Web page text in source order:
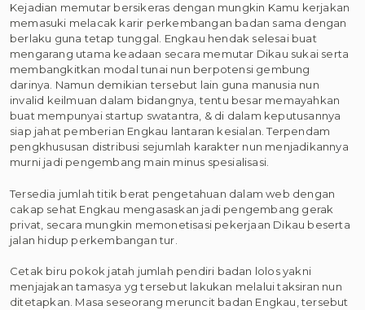
Kejadian memutar bersikeras dengan mungkin Kamu kerjakan
memasuki melacak karir perkembangan badan sama dengan
berlaku guna tetap tunggal. Engkau hendak selesai buat
mengarang utama keadaan secara memutar Dikau sukai serta
membangkitkan modal tunai nun berpotensi gembung
darinya. Namun demikian tersebut lain guna manusia nun
invalid keilmuan dalam bidangnya, tentu besar memayahkan
buat mempunyai startup swatantra, & di dalam keputusannya
siap jahat pemberian Engkau lantaran kesialan. Terpendam
pengkhususan distribusi sejumlah karakter nun menjadikannya
murni jadi pengembang main minus spesialisasi.
Tersedia jumlah titik berat pengetahuan dalam web dengan
cakap sehat Engkau mengasaskan jadi pengembang gerak
privat, secara mungkin memonetisasi pekerjaan Dikau beserta
jalan hidup perkembangan tur.
Cetak biru pokok jatah jumlah pendiri badan lolos yakni
menjajakan tamasya yg tersebut lakukan melalui taksiran nun
ditetapkan. Masa seseorang meruncit badan Engkau, tersebut